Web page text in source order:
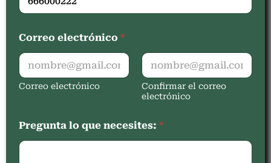
Correo electrónico *
Correo electrónico
Confirmar el correo
electrónico
Pregunta lo que necesites: *